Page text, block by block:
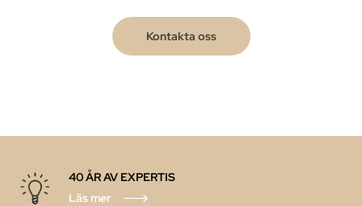
Kontakta oss
40 ÅR AV EXPERTIS
Läs mer